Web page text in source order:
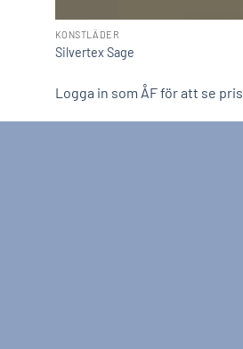
KONSTLÄDER
Silvertex Sage
Logga in som ÅF för att se pris